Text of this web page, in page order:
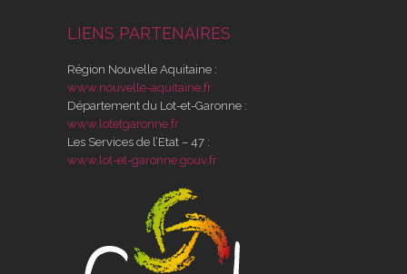
LIENS PARTENAIRES
Région Nouvelle Aquitaine :
www.nouvelle-aquitaine.fr
Département du Lot-et-Garonne :
www.lotetgaronne.fr
Les Services de l’Etat – 47 :
www.lot-et-garonne.gouv.fr